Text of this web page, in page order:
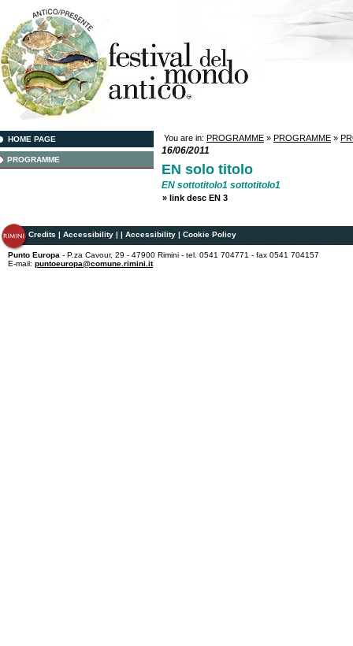
HOME PAGE
PROGRAMME
You are in: PROGRAMME » PROGRAMME »
16/06/2011
EN solo titolo
EN sottotitolo1 sottotitolo1
» link desc EN 3
Credits|Accessibility||Accessibility|Cookie Policy
Punto Europa - P.za Cavour, 29 - 47900 Rimini - tel. 0541 704771 - fax 0541 704157
E-mail: puntoeuropa@comune.rimini.it